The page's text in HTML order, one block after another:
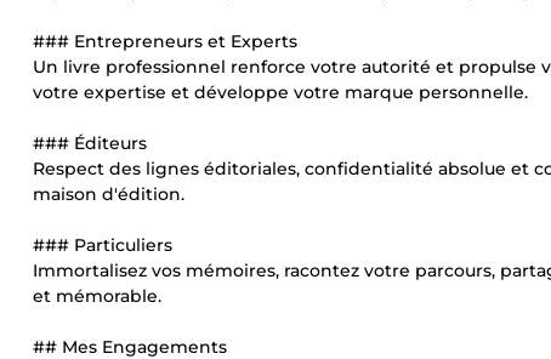
### Entrepreneurs et Experts
Un livre professionnel renforce votre autorité et propulse
votre expertise et développe votre marque personnelle.
### Éditeurs
Respect des lignes éditoriales, confidentialité absolue et
maison d'édition.
### Particuliers
Immortalisez vos mémoires, racontez votre parcours,
et mémorable.
## Mes Engagements